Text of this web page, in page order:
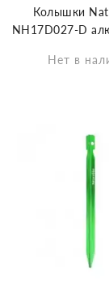
Колышки
NH17D027-D
красные,
Нет в